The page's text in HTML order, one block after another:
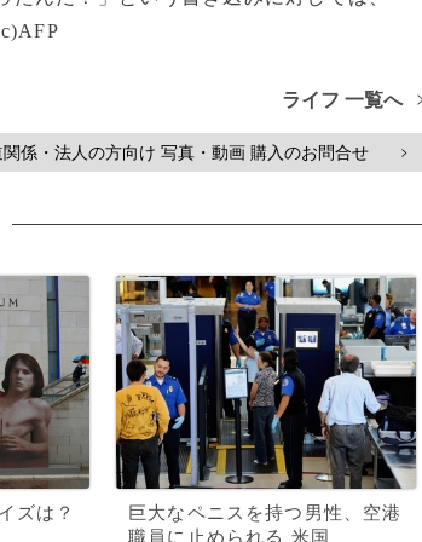
ライフ 一覧へ
関係・法人の方向け 写真・動画 購入のお問合せ >
ズは？
巨大なペニスを持つ男性、空港
職員に止められる 米国